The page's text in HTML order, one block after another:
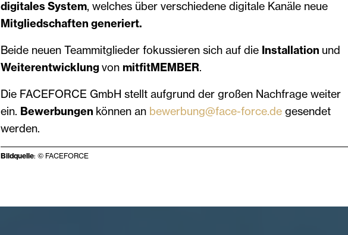
digitales System, welches über verschiedene digitale Kanäle neue
Mitgliedschaften generiert.
Beide neuen Teammitglieder fokussieren sich auf die Installation und
Weiterentwicklung von mitfitMEMBER.
Die FACEFORCE GmbH stellt aufgrund der großen Nachfrage weiter
ein. Bewerbungen können an bewerbung@face-force.degesendet
werden.
Bildquelle: © FACEFORCE